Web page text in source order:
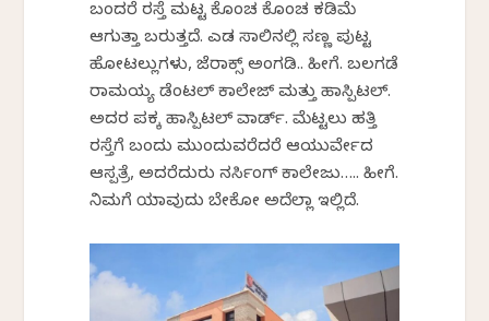
ಬಂದರೆ ರಸ್ತೆ ಮಟ್ಟ ಕೊಂಚ ಕೊಂಚ ಕಡಿಮೆ
ಆಗುತ್ತಾ ಬರುತ್ತದೆ. ಎಡ ಸಾಲಿನಲ್ಲಿ ಸಣ್ಣ ಪುಟ್ಟ
ಹೋಟಲ್ಲುಗಳು, ಜೆರಾಕ್ಸ್‌ ಅಂಗಡಿ.. ಹೀಗೆ. ಬಲಗಡೆ
ರಾಮಯ್ಯ ಡೆಂಟಲ್ ಕಾಲೇಜ್ ಮತ್ತು ಹಾಸ್ಪಿಟಲ್.
ಅದರ ಪಕ್ಕ ಹಾಸ್ಪಿಟಲ್ ವಾರ್ಡ್. ಮೆಟ್ಟಲು ಹತ್ತಿ
ರಸ್ತೆಗೆ ಬಂದು ಮುಂದುವರೆದರೆ ಆಯುರ್ವೇದ
ಆಸ್ಪತ್ರೆ, ಅದರೆದುರು ನರ್ಸಿಂಗ್ ಕಾಲೇಜು….. ಹೀಗೆ.
ನಿಮಗೆ ಯಾವುದು ಬೇಕೋ ಅದೆಲ್ಲಾ ಇಲ್ಲಿದೆ.